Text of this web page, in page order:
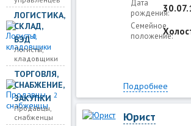
ЛОГИСТИКА,
СКЛАД,
ВЭД0
Логисты,
кладовщики
ТОРГОВЛЯ,
СНАБЖЕНИЕ,
ЗАКУПКИ2
Продавцы,
снабженцы
Дата
рождения:
Семейное
положение:
Подробнее
Юрист